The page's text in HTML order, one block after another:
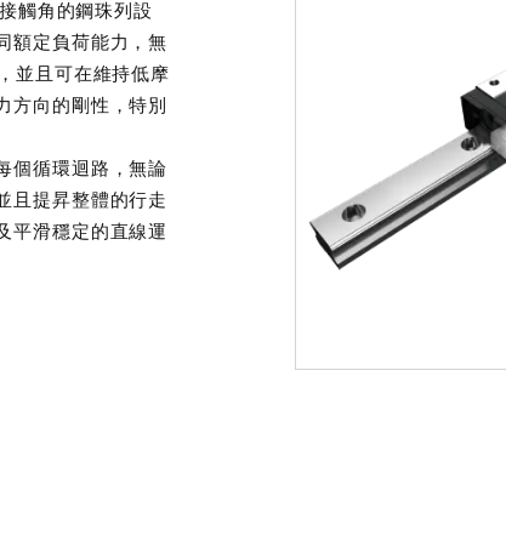
觸角的鋼珠列設
額定負荷能力，無
並且可在維持低摩
方向的剛性，特別
個循環迴路，無論
且提昇整體的行走
平滑穩定的直線運